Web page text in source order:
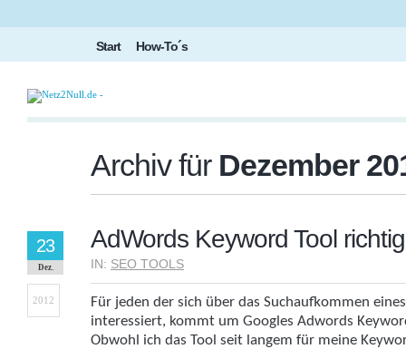
Start How-To´s
Archiv für Dezember
AdWords Keyword Tool
IN: SEO TOOLS
23
Dez.
2012
Für jeden der sich über das Suchaufkommen
interessiert, kommt um Googles Adwords
Obwohl ich das Tool seit langem für meine